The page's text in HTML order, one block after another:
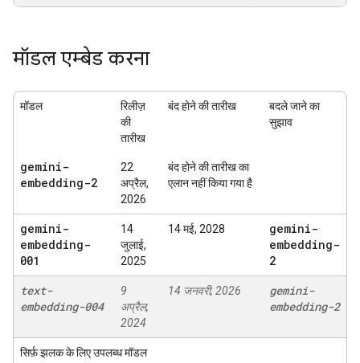
मॉडल एम्बेड करना
मॉडल
रिलीज़
की
तारीख
बंद होने की तारीख
बदले जाने का
सुझाव
gemini-
embedding-2
22
अप्रैल,
2026
बंद होने की तारीख का
एलान नहीं किया गया है
gemini-
embedding-
001
14
जुलाई,
2025
14 मई, 2028
gemini-
embedding-
2
text-
embedding-004
9
अप्रैल,
2024
14 जनवरी, 2026
gemini-
embedding-2
सिर्फ़ झलक के लिए उपलब्ध मॉडल